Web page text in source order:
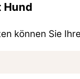
Hund
können Sie